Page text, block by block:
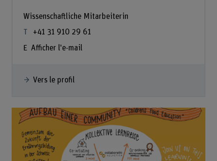
Wissenschaftliche Mitarbeiterin
+41 31 910 29 61
Afficher l'e-mail
Vers le profil